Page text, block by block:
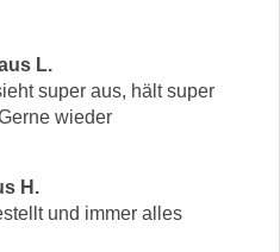
L.
super aus, hält super
wieder
H.
und immer alles